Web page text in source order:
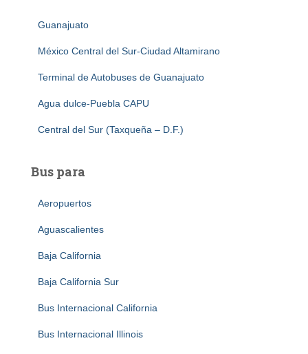
Guanajuato
México Central del Sur-Ciudad Altamirano
Terminal de Autobuses de Guanajuato
Agua dulce-Puebla CAPU
Central del Sur (Taxqueña – D.F.)
Bus para
Aeropuertos
Aguascalientes
Baja California
Baja California Sur
Bus Internacional California
Bus Internacional Illinois